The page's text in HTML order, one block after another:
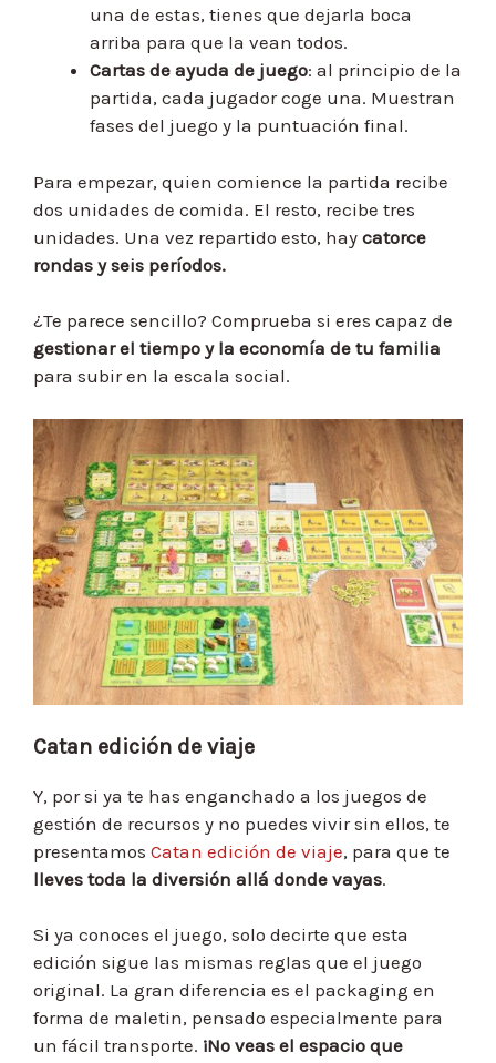
una de estas, tienes que dejarla boca
arriba para que la vean todos.
Cartas de ayuda de juego: al principio de la
partida, cada jugador coge una. Muestran
fases del juego y la puntuación final.
Para empezar, quien comience la partida recibe
dos unidades de comida. El resto, recibe tres
unidades. Una vez repartido esto, hay catorce
rondas y seis períodos.
¿Te parece sencillo? Comprueba si eres capaz de
gestionar el tiempo y la economía de tu familia
para subir en la escala social.
Catan edición de viaje
Y, por si ya te has enganchado a los juegos de
gestión de recursos y no puedes vivir sin ellos, te
presentamos Catan edición de viaje, para que te
lleves toda la diversión allá donde vayas.
Si ya conoces el juego, solo decirte que esta
edición sigue las mismas reglas que el juego
original. La gran diferencia es el packaging en
forma de maletin, pensado especialmente para
un fácil transporte. ¡No veas el espacio que